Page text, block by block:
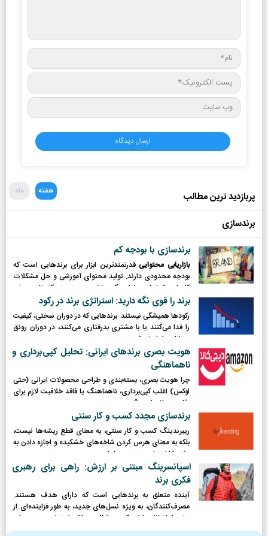
پربازدید ترین مطالب هفته ماه
برندسازی
برندسازی با بودجه کم
بازاریابی محتواییقدرتمندترین ابزار برای برندهایی است که
بودجه محدودی دارند. تولید محتوای آموزشی و حل مشکلات
کاربران، شما را به عنوان یک متخصص در حوزه کاریتان معرفی
می‌کند.
برند را قوی نگه دارید: استراتژی برند در رکود
رکودها همیشگی نیستند. برندهایی که در دوران سختی، کیفیت
را فدا می‌کنند یا با مشتری بدرفتاری می‌کنند، در دوران رونق
مجازات خواهند شد.
هویت بصری برندهای ایرانی: تحلیل کپی‌برداری و
ناهماهنگی
چرا هویت بصری، بسته‌بندی و طراحی محصولات ایرانی (حتی
لوکس) اغلب کپی‌برداری، ناهماهنگ یا فاقد خلاقیت لازم برای
رقابت جهانی است؟
برندسازی مجدد کسب و کار سنتی
ریبرندینگ کسب و کار سنتی، به معنای قطع ریشه‌ها نیست،
بلکه به معنای هرس کردن شاخه‌های خشکیده و اجازه دادن به
رشد شاخه‌های جدید و پربار است.
اسپانسرینگ مبتنی بر ارزش: راهی برای رهبری
فکری برند
آینده متعلق به برندهایی است که دارای هدف هستند.
مصرف‌کنندگان، به ویژه نسل‌های جدید، به طور فزاینده‌ای از
برندها انتظار دارند که در قبال مسائل اجتماعی و محیطی
موضع‌گیری کرده و نقش فعالی ایفا کنند.